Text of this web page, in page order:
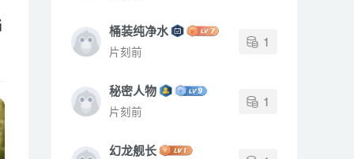
桶装纯净水
片刻前
1
秘密人物
片刻前
1
幻龙舰长